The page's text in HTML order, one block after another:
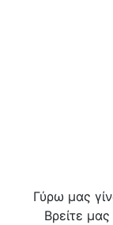
Γύρω μας
Βρείτε